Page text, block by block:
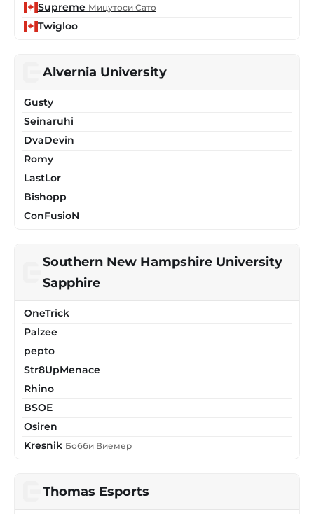
Supreme Мицутоси Сато
Twigloo
Alvernia University
Gusty
Seinaruhi
DvaDevin
Romy
LastLor
Bishopp
ConFusioN
Southern New Hampshire University
Sapphire
OneTrick
Palzee
pepto
Str8UpMenace
Rhino
BSOE
Osiren
Kresnik Бобби Виемер
Thomas Esports